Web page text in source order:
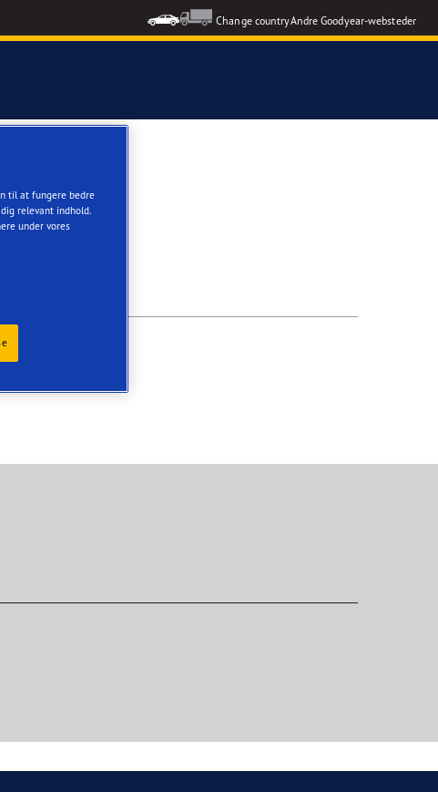
Change countryAndre Goodyear-websteder
til at fungere bedre
relevant indhold.
under vores